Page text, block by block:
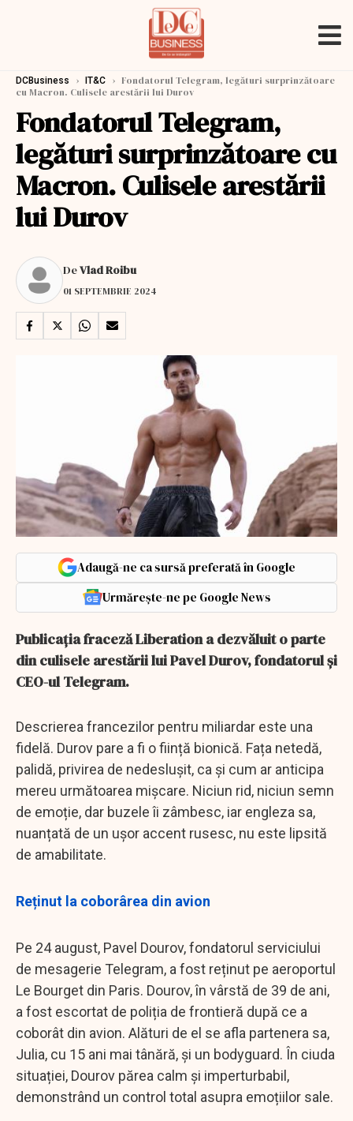
DCBusiness › IT&C › Fondatorul Telegram, legături surprinzătoare
cu Macron. Culisele arestării lui Durov
Fondatorul Telegram,
legături surprinzătoare cu
Macron. Culisele arestării
lui Durov
DeVlad Roibu
01 SEPTEMBRIE 2024
Adaugă-ne ca sursă preferată în Google
Urmărește-ne pe Google News
Publicația fraceză Liberation a dezvăluit o parte
din culisele arestării lui Pavel Durov, fondatorul și
CEO-ul Telegram.
Descrierea francezilor pentru miliardar este una
fidelă. Durov pare a fi o ființă bionică. Fața netedă,
palidă, privirea de nedeslușit, ca și cum ar anticipa
mereu următoarea mișcare. Niciun rid, niciun semn
de emoție, dar buzele îi zâmbesc, iar engleza sa,
nuanțată de un ușor accent rusesc, nu este lipsită
de amabilitate.
Reținut la coborârea din avion
Pe 24 august, Pavel Dourov, fondatorul serviciului
de mesagerie Telegram, a fost reținut pe aeroportul
Le Bourget din Paris. Dourov, în vârstă de 39 de ani,
a fost escortat de poliția de frontieră după ce a
coborât din avion. Alături de el se afla partenera sa,
Julia, cu 15 ani mai tânără, și un bodyguard. În ciuda
situației, Dourov părea calm și imperturbabil,
demonstrând un control total asupra emoțiilor sale.